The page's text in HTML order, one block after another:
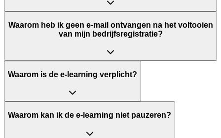
Waarom heb ik geen e-mail ontvangen na het voltooien
van mijn bedrijfsregistratie?
Waarom is de e-learning verplicht?
Waarom kan ik de e-learning niet pauzeren?